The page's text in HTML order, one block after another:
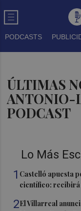
PODCASTS
ÚLTIMAS
ANTONIO-
PODCAST
Lo Más
1 Castelló apuesta
científico: recibirá
2El Villarreal